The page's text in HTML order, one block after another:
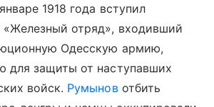
1918 года вступил
отряд», входивший
Одесскую армию,
для защиты от наступавших
войск. Румыновотбить